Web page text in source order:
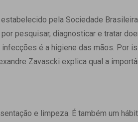
Responsabilidade Ambiental
Responsabilidade Social
Serviço Social
Saúde Digital Moinhos
pela Sociedade
pesquisar, diagnosticar e tratar
é a higiene das mãos. Por
Zavascki explica qual a
e limpeza. É também um